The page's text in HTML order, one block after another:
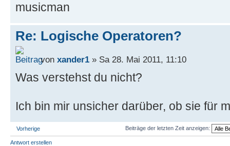
musicman
Re: Logische Operatoren?
von xander1 » Sa 28. Mai 2011, 11:10
Was verstehst du nicht?
Ich bin mir unsicher darüber, ob sie für
Vorherige Beiträge der letzten Zeit anzeigen:
Antwort erstellen